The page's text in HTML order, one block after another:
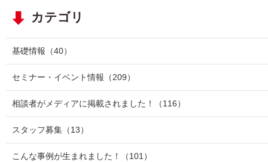
カテゴリ
基礎情報 （40）
セミナー・イベント情報 （209）
相談者がメディアに掲載されました！ （116）
スタッフ募集 （13）
こんな事例が生まれました！ （101）